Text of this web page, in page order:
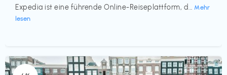
Expedia ist eine führende Online-Reiseplattform, d... Mehr
lesen